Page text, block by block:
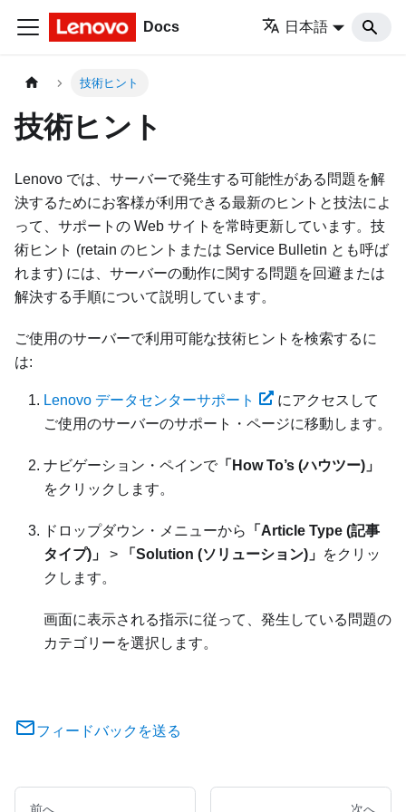
Docs 日本語
技術ヒント
技術ヒント
Lenovo では、サーバーで発生する可能性がある問題を解
決するためにお客様が利用できる最新のヒントと技法によ
って、サポートの Web サイトを常時更新しています。技
術ヒント (retain のヒントまたは Service Bulletin とも呼ば
れます) には、サーバーの動作に関する問題を回避または
解決する手順について説明しています。
ご使用のサーバーで利用可能な技術ヒントを検索するに
は:
Lenovo データセンターサポート
にアクセスして
ご使用のサーバーのサポート・ページに移動します。
ナビゲーション・ペインで「How To’s (ハウツー)」
をクリックします。
ドロップダウン・メニューから
「Article Type (記事
タイプ)」
> 「Solution (ソリューション)」 をクリッ
クします。
画面に表示される指示に従って、発生している問題の
カテゴリーを選択します。
フィードバックを送る